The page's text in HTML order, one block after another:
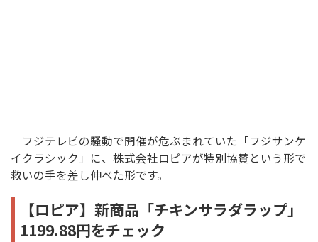
フジテレビの騒動で開催が危ぶまれていた「フジサンケ
イクラシック」に、株式会社ロピアが特別協賛という形で
救いの手を差し伸べた形です。
【ロピア】新商品「チキンサラダラップ」
1199.88円をチェック